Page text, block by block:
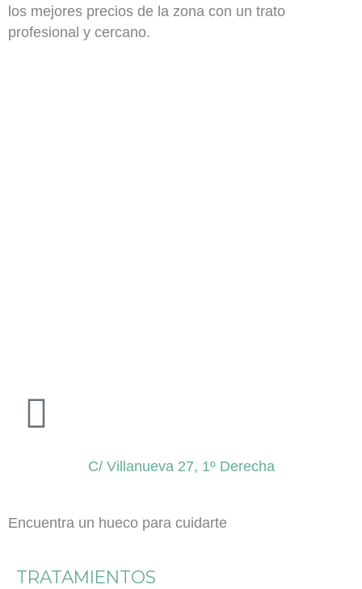
los mejores precios de la zona con un trato
profesional y cercano.
C/ Villanueva 27, 1º Derecha
Encuentra un hueco para cuidarte
TRATAMIENTOS